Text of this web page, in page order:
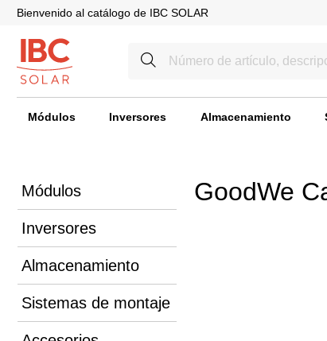
Bienvenido al catálogo de IBC SOLAR
Módulos Inversores Almacenamiento
Módulos
Inversores
Almacenamiento
Sistemas de montaje
GoodWe